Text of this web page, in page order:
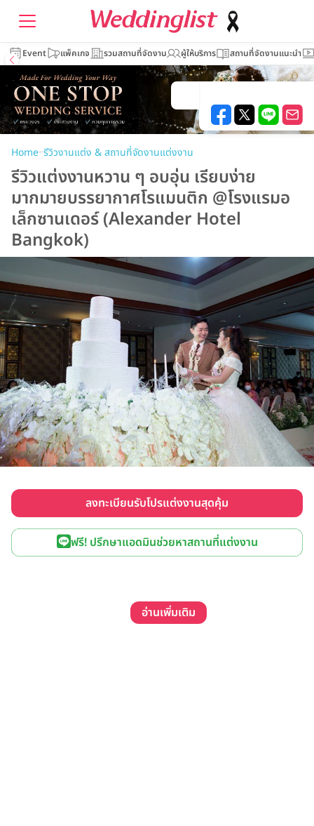
Event แพ็คเกจ รวมสถานที่จัดงาน ผู้ให้บริการ สถานที่จัดงานแนะนำ
Home–รีวิวงานแต่ง & สถานที่จัดงานแต่งงาน
รีวิวแต่งงานหวาน ๆ อบอุ่น เรียบง่าย
มากมายบรรยากาศโรแมนติก @โรงแรมอ
เล็กซานเดอร์ (Alexander Hotel
Bangkok)
ลงทะเบียนรับโปรแต่งงานสุดคุ้ม
ฟรี! ปรึกษาแอดมินช่วยหาสถานที่แต่งงาน
อ่านเพิ่มเติม